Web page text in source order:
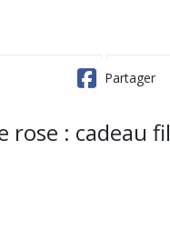
Partager
rose : cadeau